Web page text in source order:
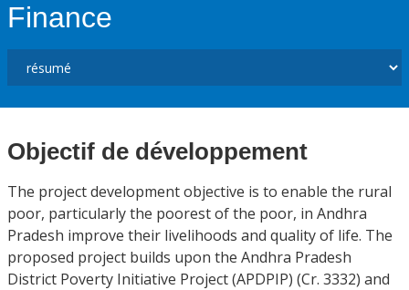
Finance
Objectif de développement
The project development objective is to enable the rural
poor, particularly the poorest of the poor, in Andhra
Pradesh improve their livelihoods and quality of life. The
proposed project builds upon the Andhra Pradesh
District Poverty Initiative Project (APDPIP) (Cr. 3332) and